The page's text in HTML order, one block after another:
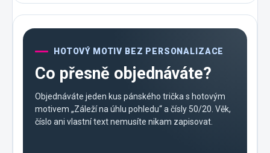
HOTOVÝ MOTIV BEZ PERSONALIZACE
Co přesně objednáváte?
Objednáváte jeden kus pánského trička s hotovým
motivem „Záleží na úhlu pohledu“ a čísly 50/20. Věk,
číslo ani vlastní text nemusíte nikam zapisovat.